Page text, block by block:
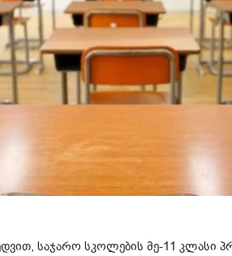
საჯარო სკოლების მე-11 კლასი